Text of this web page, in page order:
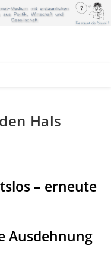
Hals
– erneute
Ausdehnung